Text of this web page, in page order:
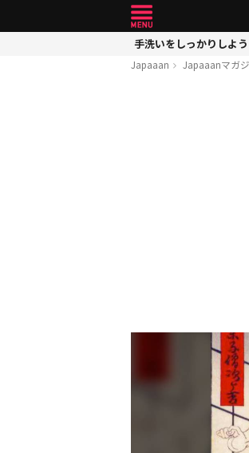
手洗いをしっかりしよ
Japaaan Japaaanマガ